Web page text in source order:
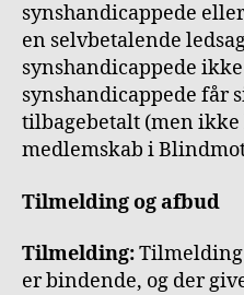
synshandicappede
en selvbetalende
synshandicappede
synshandicappede får
tilbagebetalt (men
medlemskab i
Tilmelding og afbud
Tilmelding:
er bindende, og der